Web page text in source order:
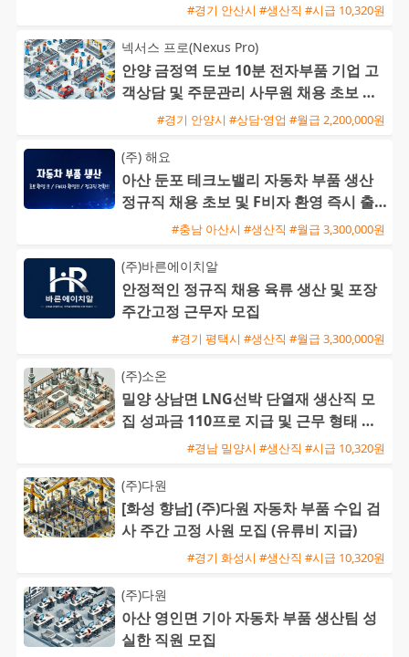
#경기 안산시 #생산직 #시급 10,320원
넥서스 프로(Nexus Pro)
안양 금정역 도보 10분 전자부품 기업 고
객상담 및 주문관리 사무원 채용 초보 가
#경기 안양시 #상담·영업 #월급 2,200,000원
(주) 해요
아산 둔포 테크노밸리 자동차 부품 생산
정규직 채용 초보 및 F비자 환영 즉시 출
#충남 아산시 #생산직 #월급 3,300,000원
(주)바른에이치알
안정적인 정규직 채용 육류 생산 및 포장
주간고정 근무자 모집
#경기 평택시 #생산직 #월급 3,300,000원
(주)소온
밀양 상남면 LNG선박 단열재 생산직 모
집 성과금 110프로 지급 및 근무 형태 선
#경남 밀양시 #생산직 #시급 10,320원
(주)다원
[화성 향남] (주)다원 자동차 부품 수입 검
사 주간 고정 사원 모집 (유류비 지급)
#경기 화성시 #생산직 #시급 10,320원
(주)다원
아산 영인면 기아 자동차 부품 생산팀 성
실한 직원 모집